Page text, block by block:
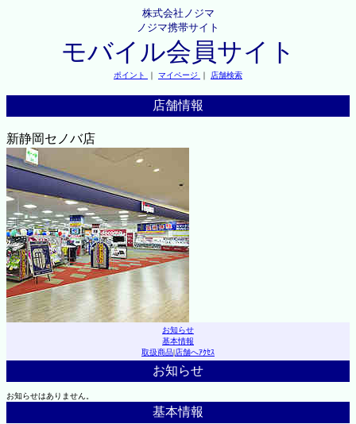
株式会社ノジマ
ノジマ携帯サイト
モバイル会員サイト
ポイント ｜ マイページ ｜ 店舗検索
店舗情報
新静岡セノバ店
お知らせ
基本情報
取扱商品|店舗へｱｸｾｽ
お知らせ
お知らせはありません。
基本情報